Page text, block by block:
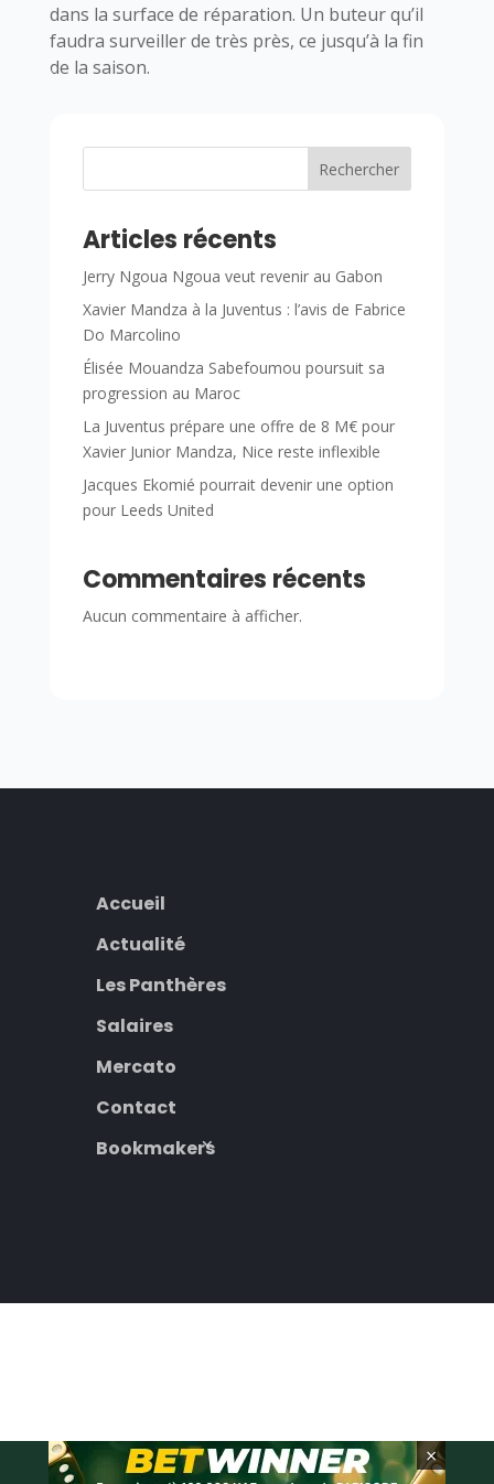
dans la surface de réparation. Un buteur qu’il
faudra surveiller de très près, ce jusqu’à la fin
de la saison.
Rechercher
Articles récents
Jerry Ngoua Ngoua veut revenir au Gabon
Xavier Mandza à la Juventus : l’avis de Fabrice
Do Marcolino
Élisée Mouandza Sabefoumou poursuit sa
progression au Maroc
La Juventus prépare une offre de 8 M€ pour
Xavier Junior Mandza, Nice reste inflexible
Jacques Ekomié pourrait devenir une option
pour Leeds United
Commentaires récents
Aucun commentaire à afficher.
Accueil
Actualité
Les Panthères
Salaires
Mercato
Contact
Bookmakers
×